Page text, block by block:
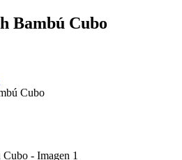
Bambú Cubo
Cubo